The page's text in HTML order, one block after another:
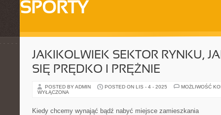
SPORTY
JAKIKOLWIEK SEKTOR RYNKU,
SIĘ PRĘDKO I PRĘŻNIE
POSTED BY ADMIN POSTED ON LIS - 4 - 2025
MOŻLIWOŚĆ
WYŁĄCZONA
Kiedy chcemy wynająć bądź nabyć miejsce zamieszkania